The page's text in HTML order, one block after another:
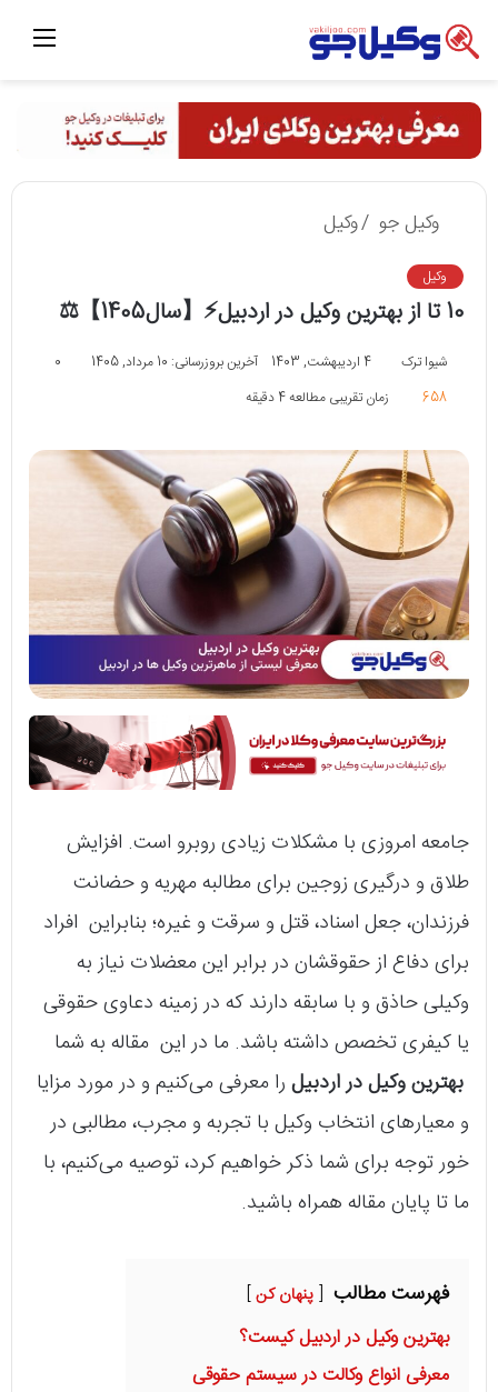
منو
وکیل جو /وکیل
وکیل
10 تا از بهترین وکیل در اردبیل⚡【سال1405】⚖️
شیوا ترک 4 اردیبهشت, 1403 آخرین بروزرسانی: 10 مرداد, 1405
0
658
زمان تقریبی مطالعه 4 دقیقه
جامعه امروزی با مشکلات زیادی روبرو است. افزایش
طلاق و درگیری زوجین برای مطالبه مهریه و حضانت
فرزندان، جعل اسناد، قتل و سرقت و غیره؛ بنابراین افراد
برای دفاع از حقوقشان در برابر این معضلات نیاز به
وکیلی حاذق و با سابقه دارند که در زمینه دعاوی حقوقی
یا کیفری تخصص داشته باشد. ما در این مقاله به شما
بهترین وکیل در اردبیل را معرفی می‌کنیم و در مورد مزایا
و معیارهای انتخاب وکیل با تجربه و مجرب، مطالبی در
خور توجه برای شما ذکر خواهیم کرد، توصیه می‌کنیم، با
ما تا پایان مقاله همراه باشید.
فهرست مطالب پنهان کن
بهترین وکیل در اردبیل کیست؟
معرفی انواع وکالت در سیستم حقوقی